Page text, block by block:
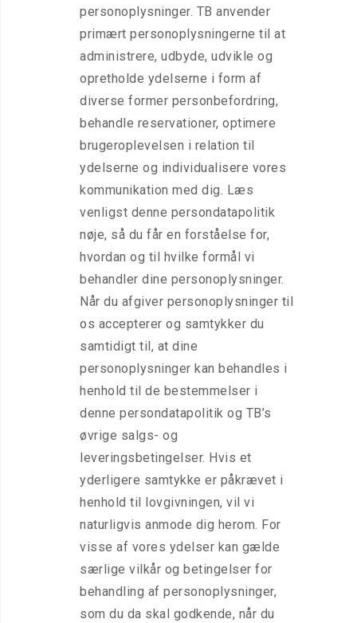
personoplysninger. TB anvender
primært personoplysningerne til at
administrere, udbyde, udvikle og
opretholde ydelserne i form af
diverse former personbefordring,
behandle reservationer, optimere
brugeroplevelsen i relation til
ydelserne og individualisere vores
kommunikation med dig. Læs
venligst denne persondatapolitik
nøje, så du får en forståelse for,
hvordan og til hvilke formål vi
behandler dine personoplysninger.
Når du afgiver personoplysninger til
os accepterer og samtykker du
samtidigt til, at dine
personoplysninger kan behandles i
henhold til de bestemmelser i
denne persondatapolitik og TB’s
øvrige salgs- og
leveringsbetingelser. Hvis et
yderligere samtykke er påkrævet i
henhold til lovgivningen, vil vi
naturligvis anmode dig herom. For
visse af vores ydelser kan gælde
særlige vilkår og betingelser for
behandling af personoplysninger,
som du da skal godkende, når du